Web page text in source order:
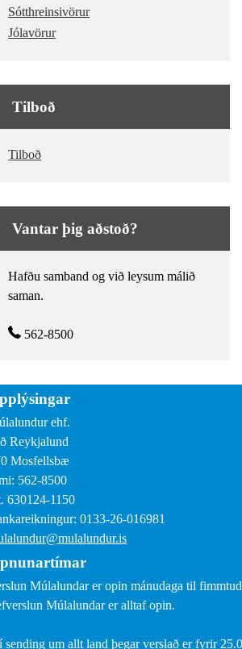
Sótthreinsivörur
Jólavörur
Tilboð
Tilboð
Vantar þig aðstoð?
Hafðu samband og við leysum málið
saman.
562-8500
ehf.
Reykjalund
Mosfellsbæ
562-8500
630124-1150
0133-26-016981
Múlalundar er opin mánudaga til
Múlalundar er alltaf opin.
sending um allt land þegar verslað er fyrir